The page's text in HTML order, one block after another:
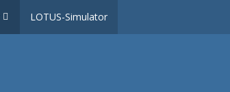
LOTUS-Simulator